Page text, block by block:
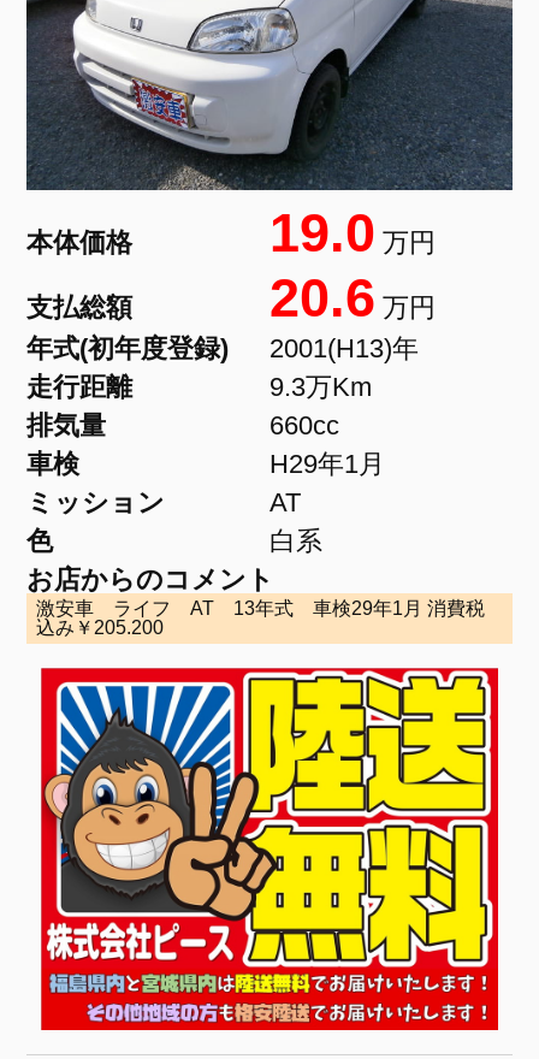
本体価格 19.0 万円
支払総額 20.6 万円
年式(初年度登録)
2001(H13)年
走行距離
9.3万Km
排気量
660cc
車検
H29年1月
ミッション
AT
色
白系
お店からのコメント
激安車 ライフ AT 13年式 車検29年1月 消費税
込み￥205.200